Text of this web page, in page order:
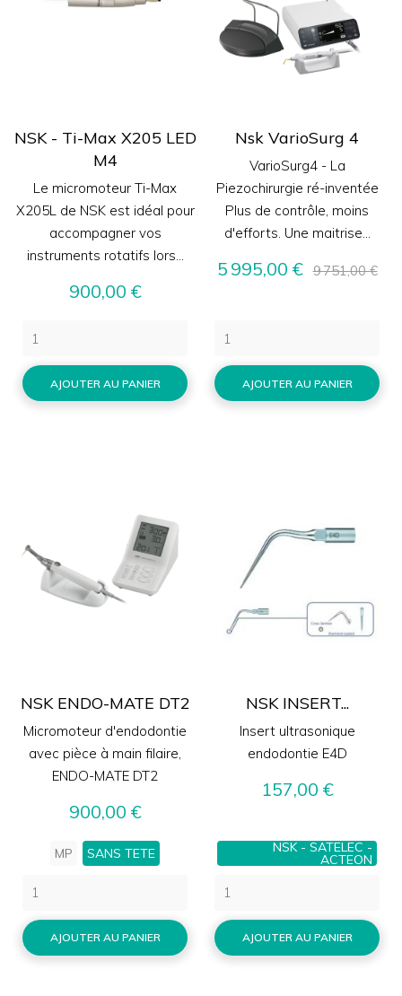
NSK - Ti-Max X205 LED
M4
Le micromoteur Ti-Max
X205L de NSK est idéal pour
accompagner vos
instruments rotatifs lors...
Prix
900,00 €
AJOUTER AU PANIER
Nsk VarioSurg 4
VarioSurg4 - La
Piezochirurgie ré-inventée
Plus de contrôle, moins
d'efforts. Une maitrise...
Prix
5 995,00 € Prix
9 751,00 €
AJOUTER AU PANIER
NSK ENDO-MATE DT2
Micromoteur d'endodontie
avec pièce à main filaire,
ENDO-MATE DT2
Prix
900,00 €
MP SANS TETE
AJOUTER AU PANIER
NSK INSERT...
Insert ultrasonique
endodontie E4D
Prix
157,00 €
NSK - SATELEC -
ACTEON
AJOUTER AU PANIER